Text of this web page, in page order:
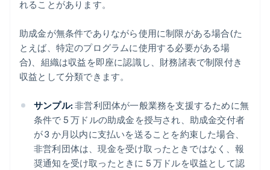
れることがあります。
助成金が無条件でありながら使用に制限がある場合(た
とえば、特定のプログラムに使用する必要がある場
合)、組織は収益を即座に認識し、財務諸表で制限付き
収益として分類できます。
サンプル: 非営利団体が一般業務を支援するために無
条件で 5 万ドルの助成金を授与され、助成金交付者
が 3 か月以内に支払いを送ることを約束した場合、
非営利団体は、現金を受け取ったときではなく、報
奨通知を受け取ったときに 5 万ドルを収益として認